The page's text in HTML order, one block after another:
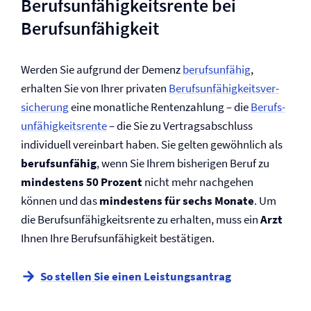
Berufs­unfähigkeitsrente bei
Berufs­unfähigkeit
Werden Sie aufgrund der Demenzberufsunfähig,
erhalten Sie von Ihrer privaten Be­rufs­un­fähig­keits­ver­
siche­rungeine monatliche Rentenzahlung – dieBerufs­
unfähigkeitsrente– die Sie zu Ver­trags­abschluss
individuell vereinbart haben. Sie gelten gewöhnlich als
berufsunfähig, wenn Sie Ihrem bisherigen Beruf zu
mindestens 50 Prozentnicht mehr nachgehen
können und dasmindestens für sechs Monate. Um
die Berufs­unfähigkeitsrente zu erhalten, muss einArzt
Ihnen Ihre Berufs­unfähigkeit bestätigen.
So stellen Sie einen Leistungsantrag